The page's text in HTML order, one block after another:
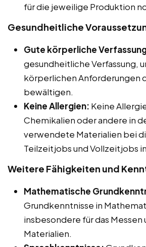
für die jeweilige Produktion
Gesundheitliche
Gute körperliche
gesundheitliche Verfassung,
körperlichen Anforderungen
bewältigen.
Keine Allergien: Keine
Chemikalien oder andere in
verwendete Materialien bei
Teilzeitjobs und Vollzeitjobs
Weitere Fähigkeiten und
Mathematische
Grundkenntnisse in
insbesondere für das Messen
Materialien.